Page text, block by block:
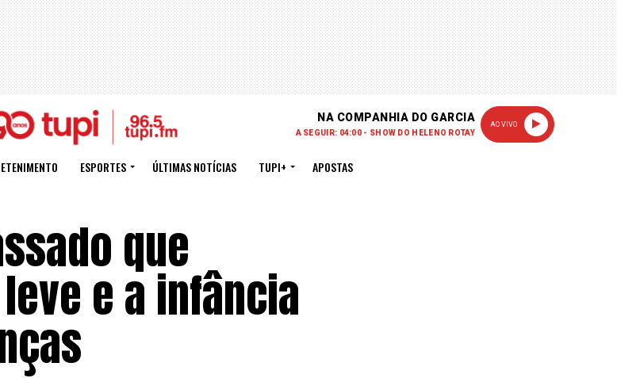
NA COMPANHIA DO GARCIA
A SEGUIR: 04:00 - SHOW DO HELENO ROTAY
AO VIVO
ESPORTES ÚLTIMAS NOTÍCIAS TUPI+ APOSTAS
que
e a infância